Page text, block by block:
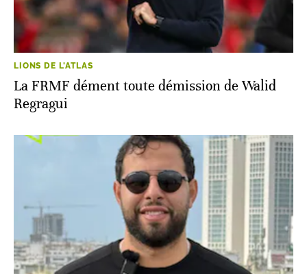
LIONS DE L'ATLAS
La FRMF dément toute démission de Walid
Regragui